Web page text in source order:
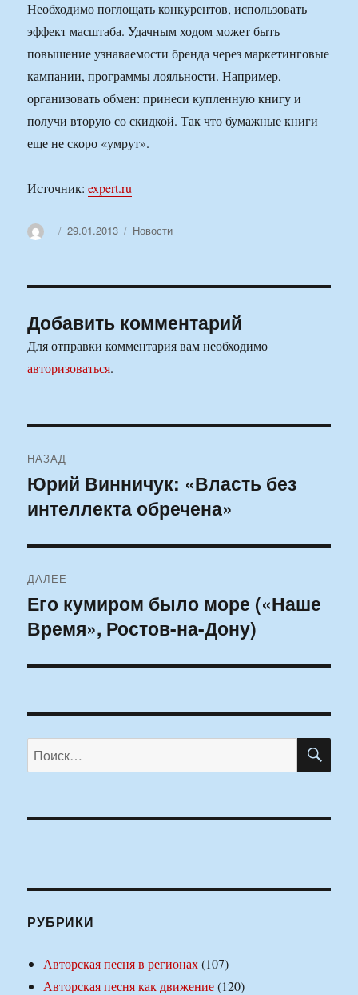
Необходимо поглощать конкурентов, использовать
эффект масштаба. Удачным ходом может быть
повышение узнаваемости бренда через маркетинговые
кампании, программы лояльности. Например,
организовать обмен: принеси купленную книгу и
получи вторую со скидкой. Так что бумажные книги
еще не скоро «умрут».
Источник:expert.ru
АвторОпубликовано
29.01.2013 Рубрики
Новости
Добавить комментарий
Для отправки комментария вам необходимо
авторизоваться.
по
записям
НАЗАД
Предыдущая
запись:
Юрий Винничук: «Власть без
интеллекта обречена»
ДАЛЕЕ
Следующая
запись:
Его кумиром было море («Наше
Время», Ростов-на-Дону)
Искать:
РУБРИКИ
Авторская песня в регионах(107)
Авторская песня как движение(120)